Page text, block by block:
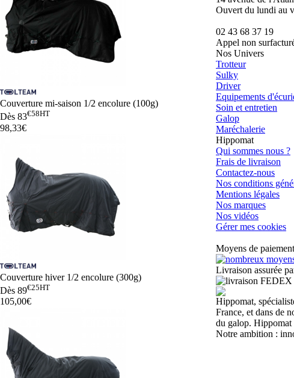
Couverture mi-saison 1/2 encolure (100g)
Dès 83€58HT
98,33€
Couverture hiver 1/2 encolure (300g)
Dès 89€25HT
105,00€
Ouvert du lundi au
02 43 68 37 19
Appel non
Nos Univers
Trotteur
Sulky
Driver
Equipements
Soin et entretien
Galop
Maréchalerie
Hippomat
Qui sommes nous ?
Frais de livraison
Contactez-nous
Nos conditions
Mentions légales
Nos marques
Nos vidéos
Gérer mes cookies
Moyens de paiement
Livraison assurée
Hippomat,
France, et dans de
du galop. Hippomat
Notre ambition :